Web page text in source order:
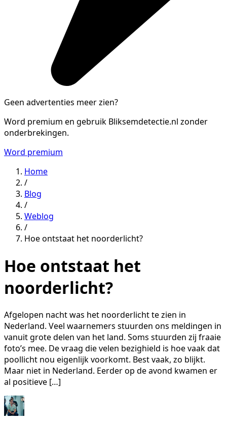
Geen advertenties meer zien?
Word premium en gebruik Bliksemdetectie.nl zonder
onderbrekingen.
Word premium
Home
/
Blog
/
Weblog
/
Hoe ontstaat het noorderlicht?
Hoe ontstaat het
noorderlicht?
Afgelopen nacht was het noorderlicht te zien in
Nederland. Veel waarnemers stuurden ons meldingen in
vanuit grote delen van het land. Soms stuurden zij fraaie
foto’s mee. De vraag die velen bezighield is hoe vaak dat
poollicht nou eigenlijk voorkomt. Best vaak, zo blijkt.
Maar niet in Nederland. Eerder op de avond kwamen er
al positieve […]